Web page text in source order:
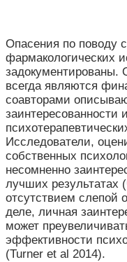
Опасения по поводу
фармакологических
задокументированы.
всегда являются
соавторами
заинтересованности
Исследователи,
собственных
несомненно
лучших результатах
отсутствием слепой
деле, личная
может
эффективности
(Turner et al 2014).